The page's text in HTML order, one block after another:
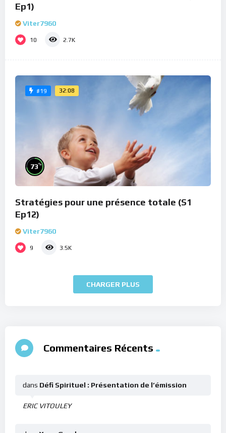
Ep1)
Viter7960
10 2.7K
#19 32:08
73%
Stratégies pour une présence totale (S1
Ep12)
Viter7960
9 3.5K
CHARGER PLUS
Commentaires Récents
ERIC VITOULEY
dans Défi Spirituel : Présentation de l’émission